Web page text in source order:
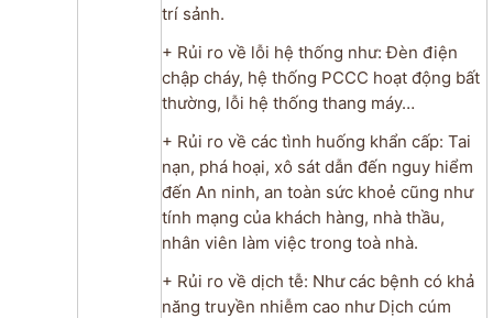
trí sảnh.
+ Rủi ro về lỗi hệ thống như: Đèn điện
chập cháy, hệ thống PCCC hoạt động bất
thường, lỗi hệ thống thang máy…
+ Rủi ro về các tình huống khẩn cấp: Tai
nạn, phá hoại, xô sát dẫn đến nguy hiểm
đến An ninh, an toàn sức khoẻ cũng như
tính mạng của khách hàng, nhà thầu,
nhân viên làm việc trong toà nhà.
+ Rủi ro về dịch tễ: Như các bệnh có khả
năng truyền nhiễm cao như Dịch cúm